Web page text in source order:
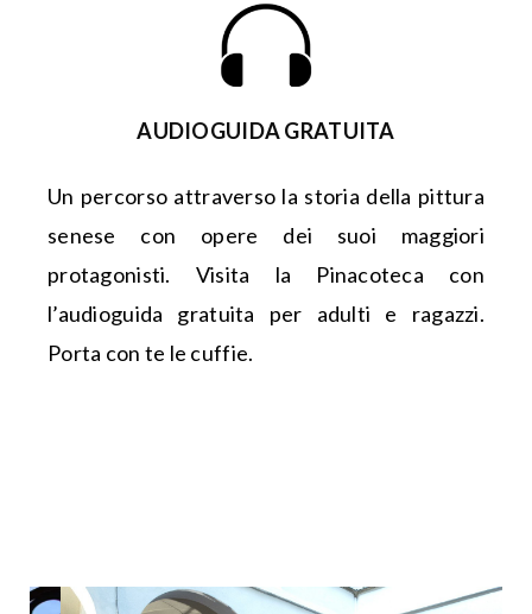
AUDIOGUIDA GRATUITA
Un percorso attraverso la storia della pittura
senese con opere dei suoi maggiori
protagonisti. Visita la Pinacoteca con
l’audioguida gratuita per adulti e ragazzi.
Porta con te le cuffie.